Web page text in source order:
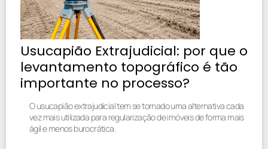
Usucapião Extrajudicial: por que o
levantamento topográfico é tão
importante no processo?
O usucapião extrajudicial tem se tornado uma alternativa cada
vez mais utilizada para regularização de imóveis de forma mais
ágil e menos burocrática.